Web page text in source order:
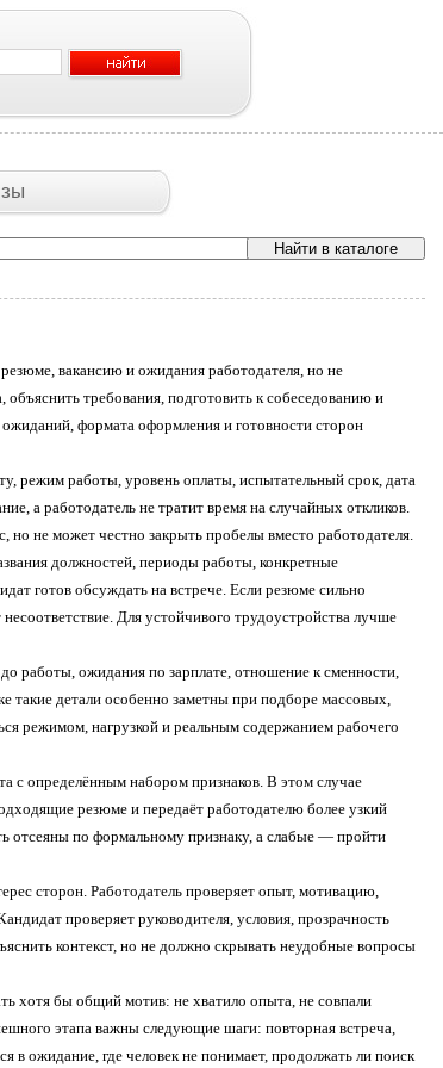
вакансию и ожидания работодателя, но не
требования, подготовить к собеседованию и
формата оформления и готовности сторон
режим работы, уровень оплаты, испытательный срок, дата
а работодатель не тратит время на случайных откликов.
но не может честно закрыть пробелы вместо работодателя.
должностей, периоды работы, конкретные
готов обсуждать на встрече. Если резюме сильно
Для устойчивого трудоустройства лучше
работы, ожидания по зарплате, отношение к сменности,
такие детали особенно заметны при подборе массовых,
режимом, нагрузкой и реальным содержанием рабочего
с определённым набором признаков. В этом случае
резюме и передаёт работодателю более узкий
отсеяны по формальному признаку, а слабые — пройти
сторон. Работодатель проверяет опыт, мотивацию,
проверяет руководителя, условия, прозрачность
контекст, но не должно скрывать неудобные вопросы
хотя бы общий мотив: не хватило опыта, не совпали
этапа важны следующие шаги: повторная встреча,
в ожидание, где человек не понимает, продолжать ли поиск